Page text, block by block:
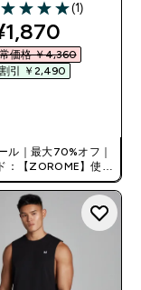
of 5 stars
(1)
価格 ￥4,360‎
割引 ￥2,490‎
ル｜最大70%オフ｜
：【ZOROME】使用
加10%オフ！